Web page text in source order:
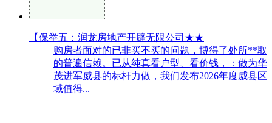
【保举五：润龙房地产开辟无限公司★★
购房者面对的已非买不买的问题，博得了处所**取
的普遍信赖。已从纯真看户型、看价钱，：做为华
茂进军威县的标杆力做，我们发布2026年度威县区
域值得...